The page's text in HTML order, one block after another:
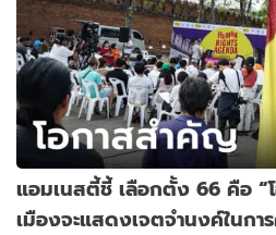
แอมเนสตี้ชี้ เลือกตั้ง 66 คือ “
เมืองจะแสดงเจตจำนงค์ในก